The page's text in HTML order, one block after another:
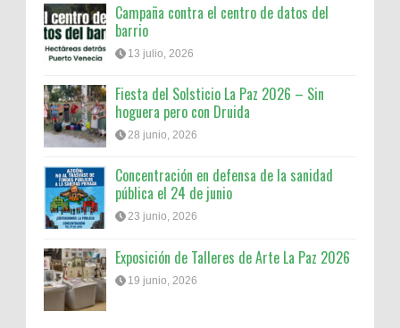
Campaña contra el centro de datos del
barrio
13 julio, 2026
Fiesta del Solsticio La Paz 2026 – Sin
hoguera pero con Druida
28 junio, 2026
Concentración en defensa de la sanidad
pública el 24 de junio
23 junio, 2026
Exposición de Talleres de Arte La Paz 2026
19 junio, 2026